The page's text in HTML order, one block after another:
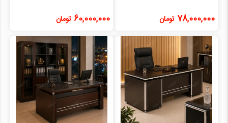
78,000,000 تومان 60,000,000 تومان